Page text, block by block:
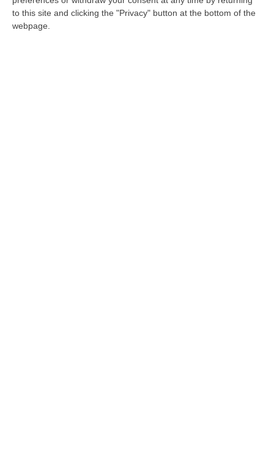
to this site and clicking the "Privacy" button at the bottom of the
webpage.
l’imprenditore del Nord e i “papaniciari”. La
protezione di Mario…